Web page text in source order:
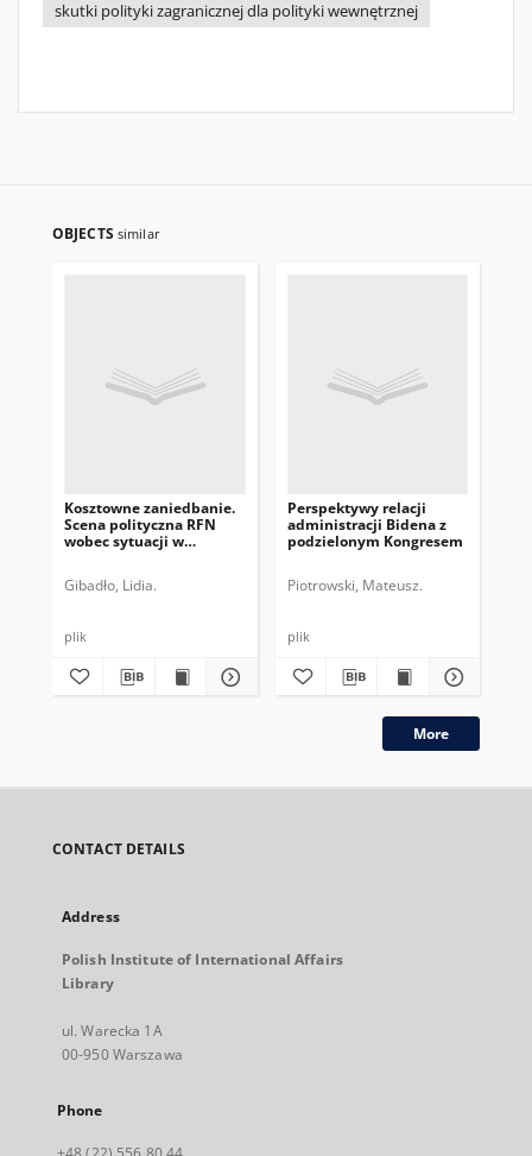
skutki polityki zagranicznej dla polityki wewnętrznej
OBJECTS similar
Kosztowne zaniedbanie.
Scena polityczna RFN
wobec sytuacji w
Gibadło, Lidia.
plik
Perspektywy relacji
administracji Bidena z
podzielonym Kongresem
Piotrowski, Mateusz.
plik
More
CONTACT DETAILS
Address
Polish Institute of International Affairs
Library
ul. Warecka 1A
00-950 Warszawa
Phone